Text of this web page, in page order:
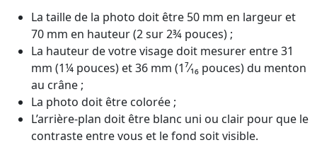
La taille de la photo doit être 50 mm en largeur et
70 mm en hauteur (2 sur 2¾ pouces) ;
La hauteur de votre visage doit mesurer entre 31
mm (1¼ pouces) et 36 mm (1⁷⁄₁₆ pouces) du menton
au crâne ;
La photo doit être colorée ;
L’arrière-plan doit être blanc uni ou clair pour que le
contraste entre vous et le fond soit visible.